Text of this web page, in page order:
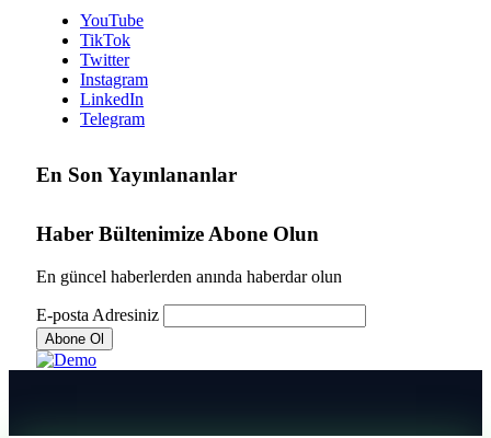
YouTube
TikTok
Twitter
Instagram
LinkedIn
Telegram
En Son Yayınlananlar
Haber Bültenimize Abone Olun
En güncel haberlerden anında haberdar olun
E-posta Adresiniz